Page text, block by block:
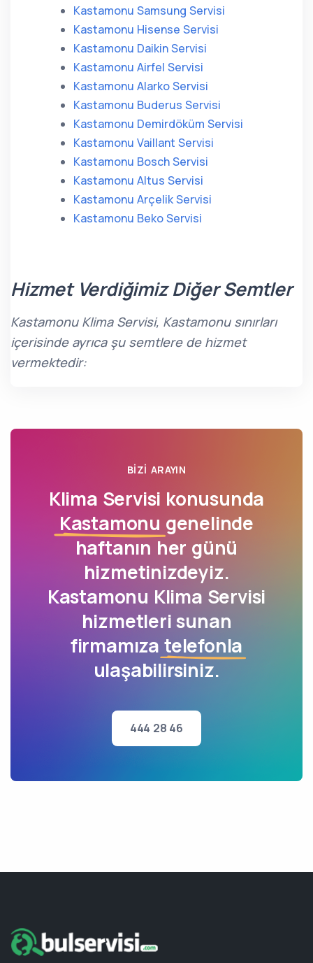
Kastamonu Samsung Servisi
Kastamonu Hisense Servisi
Kastamonu Daikin Servisi
Kastamonu Airfel Servisi
Kastamonu Alarko Servisi
Kastamonu Buderus Servisi
Kastamonu Demirdöküm Servisi
Kastamonu Vaillant Servisi
Kastamonu Bosch Servisi
Kastamonu Altus Servisi
Kastamonu Arçelik Servisi
Kastamonu Beko Servisi
Hizmet Verdiğimiz Diğer Semtler
Kastamonu Klima Servisi, Kastamonu sınırları
içerisinde ayrıca şu semtlere de hizmet
vermektedir:
BIZI ARAYIN
Klima Servisi konusunda
Kastamonu genelinde
haftanın her günü
hizmetinizdeyiz.
Kastamonu Klima Servisi
hizmetleri sunan
firmamıza telefonla
ulaşabilirsiniz.
444 28 46